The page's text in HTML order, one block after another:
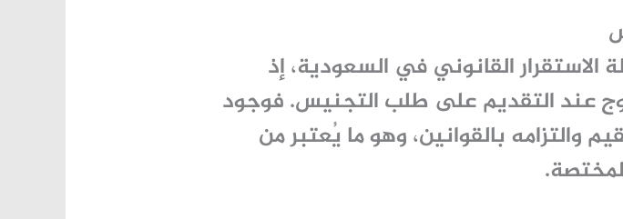
الاستقرار القانوني في السعودية، إذ
عند التقديم على طلب التجنيس. فوجود
بالقوانين، وهو ما يُعتبر من